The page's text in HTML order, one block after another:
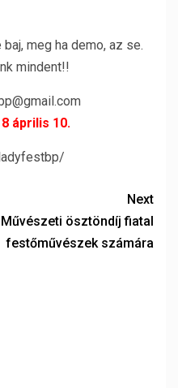
meg ha demo, az se.
mindent!!
április 10.
Next
Művészeti ösztöndíj fiatal
festőművészek számára